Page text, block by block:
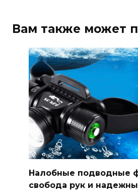
Вам также может
Налобные подводные
свобода рук и